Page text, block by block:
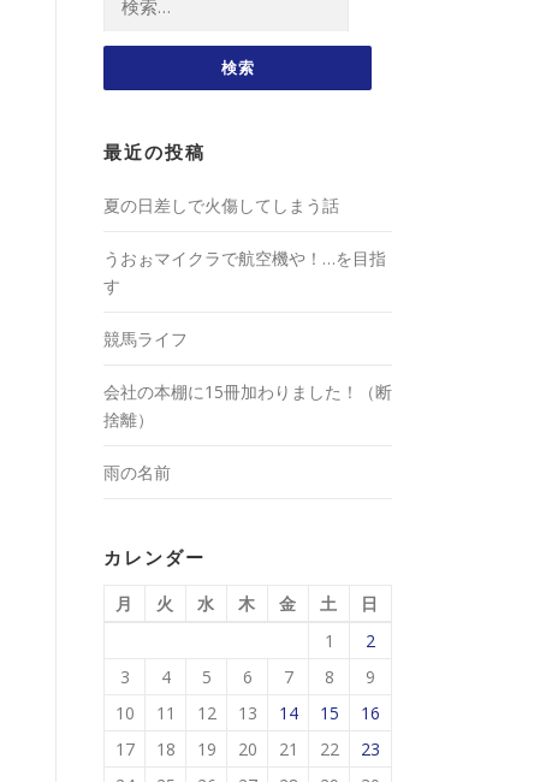
最近の投稿
夏の日差しで火傷してしまう話
うおぉマイクラで航空機や！…を目指
す
競馬ライフ
会社の本棚に15冊加わりました！（断
捨離）
雨の名前
カレンダー
月 火 水 木 金 土
日
1
2
3
4 5 6 7 8
9
10
11 12 13 14 15
16
17
18 19 20 21 22
23